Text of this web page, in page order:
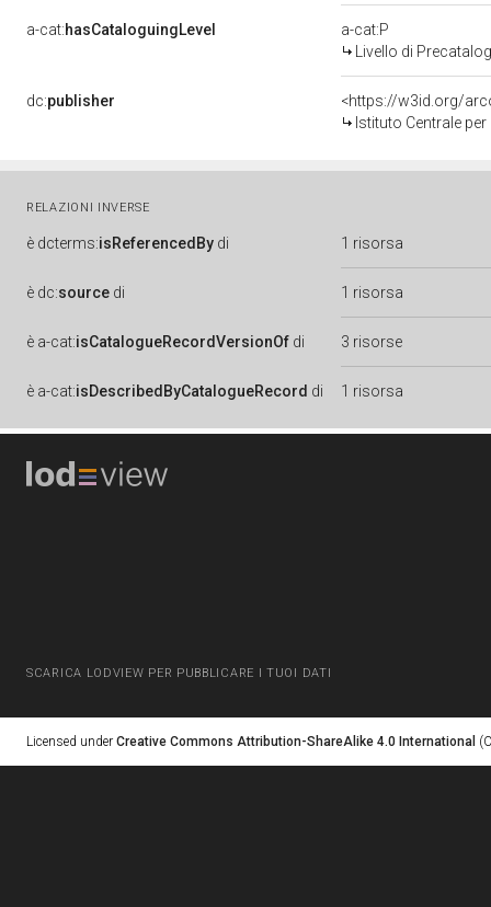
a-cat:hasCataloguingLevel
a-cat:P
Livello di
dc:publisher
<https://w3id.org/
Istituto Centrale
RELAZIONI INVERSE
è dcterms:isReferencedBy di 1 risorsa
è dc:source di 1 risorsa
è a-cat:isCatalogueRecordVersionOf di 3 risorse
è a-cat:isDescribedByCatalogueRecord di 1 risorsa
SCARICA LODVIEW PER PUBBLICARE I TUOI DATI
Licensed under Creative Commons Attribution-ShareAlike 4.0 International